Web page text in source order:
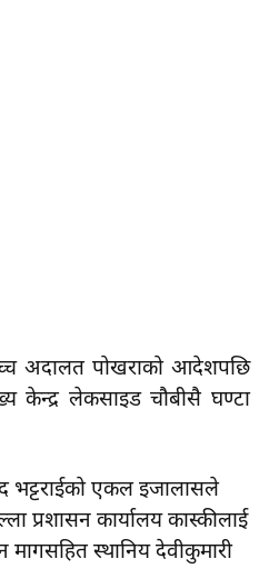
अदालत पोखराको आदेशपछि
केन्द्र लेकसाइड चौबीसै घण्टा
भट्टराईको एकल इजालासले
प्रशासन कार्यालय कास्कीलाई
स्थानिय देवीकुमारी